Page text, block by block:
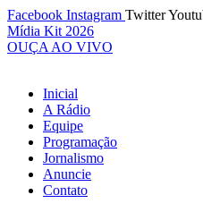
Ir
para
o
Facebook Instagram Twitter
Mídia Kit 2026
OUÇA AO VIVO
Inicial
A Rádio
Equipe
Programação
Jornalismo
Anuncie
Contato